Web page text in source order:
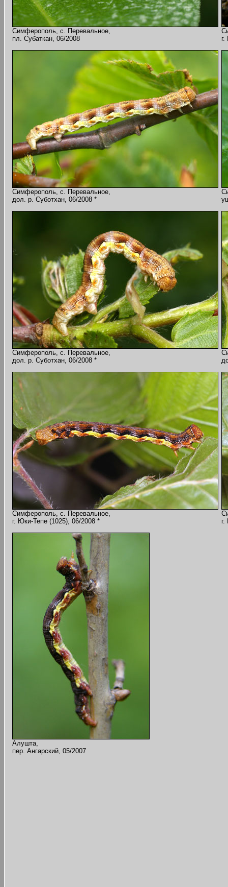
Симферополь, с. Перевальное,
пл. Субаткан, 06/2008
Симферополь, с. Перевальное,
дол. р. Суботхан, 06/2008 *
Симферополь, с. Перевальное,
дол. р. Суботхан, 06/2008 *
Симферополь, с. Перевальное,
г. Юки-Тепе (1025), 06/2008 *
Алушта,
пер. Ангарский, 05/2007